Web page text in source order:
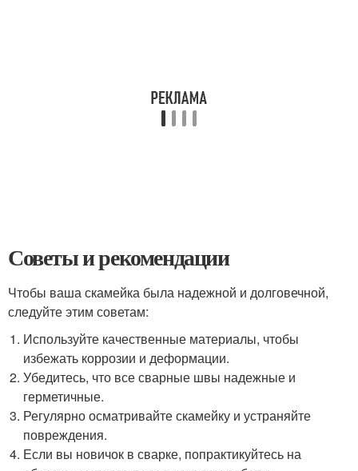
Советы и рекомендации
Чтобы ваша скамейка была надежной и долговечной,
следуйте этим советам:
Используйте качественные материалы, чтобы
избежать коррозии и деформации.
Убедитесь, что все сварные швы надежные и
герметичные.
Регулярно осматривайте скамейку и устраняйте
повреждения.
Если вы новичок в сварке, попрактикуйтесь на